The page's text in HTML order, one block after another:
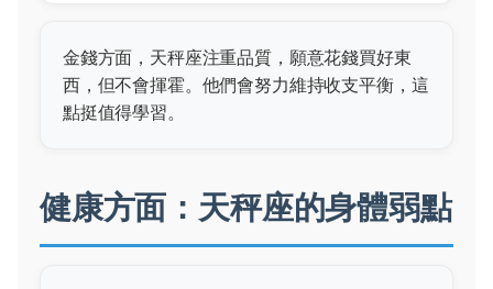
金錢方面，天秤座注重品質，願意花錢買好東
西，但不會揮霍。他們會努力維持收支平衡，這
點挺值得學習。
健康方面：天秤座的身體弱點